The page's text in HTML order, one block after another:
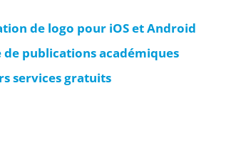
de logo pour iOS et Android
publications académiques
services gratuits